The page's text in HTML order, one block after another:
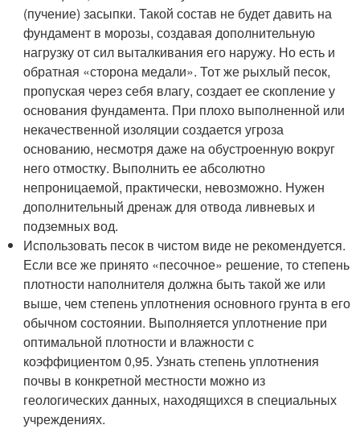
(пучение) засыпки. Такой состав не будет давить на
фундамент в морозы, создавая дополнительную
нагрузку от сил выталкивания его наружу. Но есть и
обратная «сторона медали». Тот же рыхлый песок,
пропуская через себя влагу, создает ее скопление у
основания фундамента. При плохо выполненной или
некачественной изоляции создается угроза
основанию, несмотря даже на обустроенную вокруг
него отмостку. Выполнить ее абсолютно
непроницаемой, практически, невозможно. Нужен
дополнительный дренаж для отвода ливневых и
подземных вод.
Использовать песок в чистом виде не рекомендуется.
Если все же принято «песочное» решение, то степень
плотности наполнителя должна быть такой же или
выше, чем степень уплотнения основного грунта в его
обычном состоянии. Выполняется уплотнение при
оптимальной плотности и влажности с
коэффициентом 0,95. Узнать степень уплотнения
почвы в конкретной местности можно из
геологических данных, находящихся в специальных
учреждениях.